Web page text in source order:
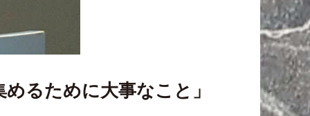
るために大事なこと」